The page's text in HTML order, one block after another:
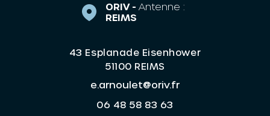
ORIV - Antenne :
REIMS
43 Esplanade Eisenhower
51100 REIMS
e.arnoulet@oriv.fr
06 48 58 83 63